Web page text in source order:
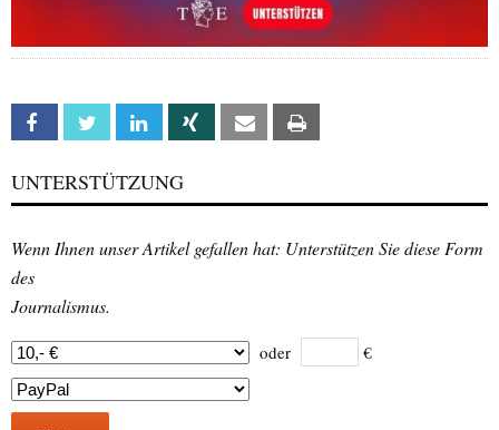
Facebook Twitter Linkedin Xing Email
UNTERSTÜTZUNG
Wenn Ihnen unser Artikel gefallen hat: Unterstützen Sie diese Form
des
Journalismus.
oder €